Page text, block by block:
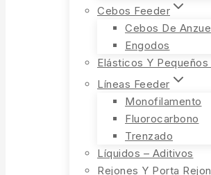
Cebos Feeder
Cebos De
Engodos
Elásticos Y
Líneas Feeder
Monofilamento
Fluorocarbono
Trenzado
Líquidos – Aditivos
Rejones Y Porta